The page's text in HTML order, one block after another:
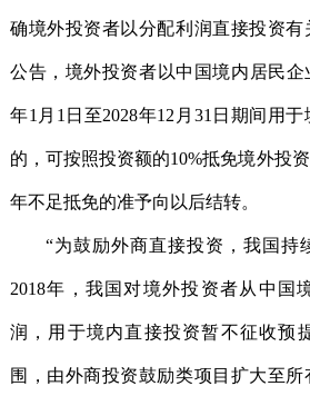
确境外投资者以分配利润直接投资
公告，境外投资者以中国境内居民企
年1月1日至2028年12月31日期间用
的，可按照投资额的10%抵免境外投
年不足抵免的准予向以后结转。
“为鼓励外商直接投资，我国持
2018年，我国对境外投资者从中国
润，用于境内直接投资暂不征收预
围，由外商投资鼓励类项目扩大至